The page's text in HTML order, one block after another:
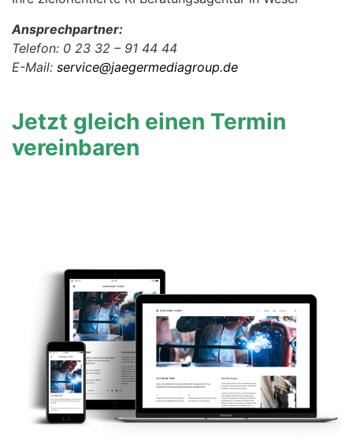
Ansprechpartner:
Telefon: 0 23 32 – 91 44 44
E-Mail: service@jaegermediagroup.de
Jetzt gleich einen Termin
vereinbaren